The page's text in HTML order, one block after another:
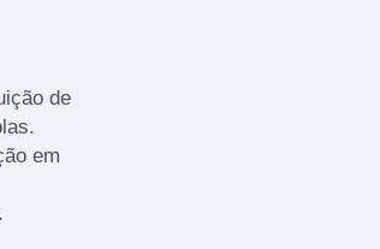
de
em